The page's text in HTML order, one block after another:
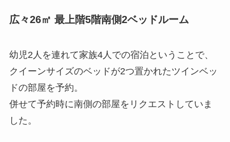
広々26㎡ 最上階5階南側2ベッドルーム
幼児2人を連れて家族4人での宿泊ということで、
クイーンサイズのベッドが2つ置かれたツインベッ
ドの部屋を予約。
併せて予約時に南側の部屋をリクエストしていま
した。